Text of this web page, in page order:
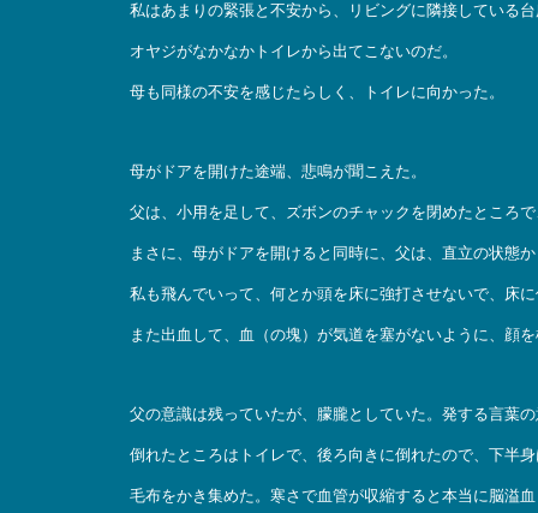
私はあまりの緊張と不安から、リビングに隣接している
オヤジがなかなかトイレから出てこないのだ。
母も同様の不安を感じたらしく、トイレに向かった。
母がドアを開けた途端、悲鳴が聞こえた。
父は、小用を足して、ズボンのチャックを閉めたところ
まさに、母がドアを開けると同時に、父は、直立の状態
私も飛んでいって、何とか頭を床に強打させないで、床
また出血して、血（の塊）が気道を塞がないように、顔
父の意識は残っていたが、朦朧としていた。発する言葉
倒れたところはトイレで、後ろ向きに倒れたので、下半
毛布をかき集めた。寒さで血管が収縮すると本当に脳溢